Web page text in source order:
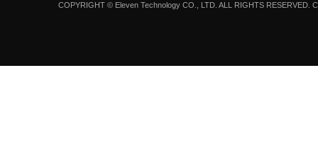
오시는길
COPYRIGHT © Eleven Technology CO., LTD. ALL RIGHTS RESERVED.